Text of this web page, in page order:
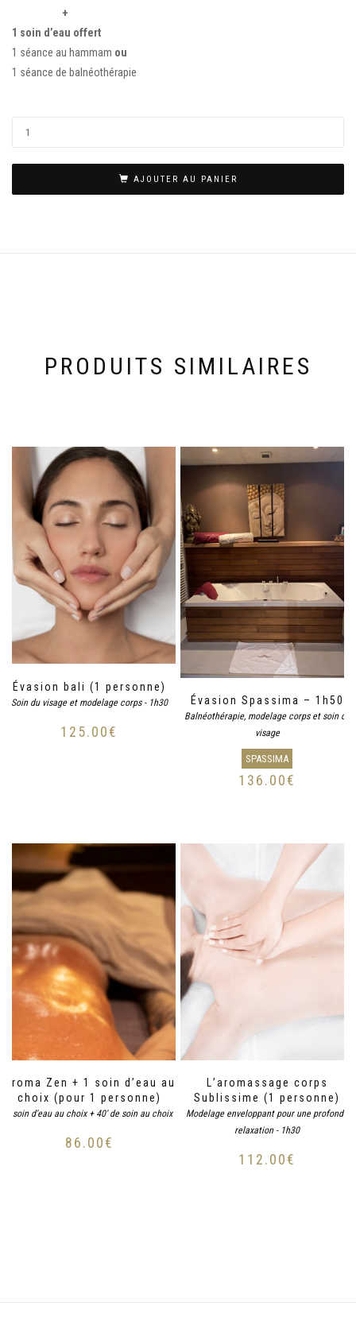
+
1 soin d’eau offert
1 séance au hammam ou
1 séance de balnéothérapie
AJOUTER AU PANIER
PRODUITS SIMILAIRES
Évasion bali (1 personne)
Soin du visage et modelage corps - 1h30
125.00€
Évasion Spassima – 1h50
Balnéothérapie, modelage corps et soin du
visage
SPASSIMA
136.00€
Aroma Zen + 1 soin d’eau au
choix (pour 1 personne)
1 soin d'eau au choix + 40' de soin au choix
86.00€
L’aromassage corps
Sublissime (1 personne)
Modelage enveloppant pour une profonde
relaxation - 1h30
112.00€